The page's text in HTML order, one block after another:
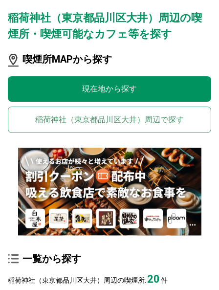
稲荷神社（東京都品川区大井）周辺の喫
煙所・喫煙可能なカフェ等を探す
喫煙所MAPから探す
現在地から探す
稲荷神社（東京都品川区大井）周辺で探す
一覧から探す
稲荷神社（東京都品川区大井）周辺の喫煙所: 20件